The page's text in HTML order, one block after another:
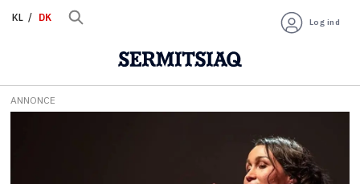
KL DK Log ind
Tag:
ANNONCE